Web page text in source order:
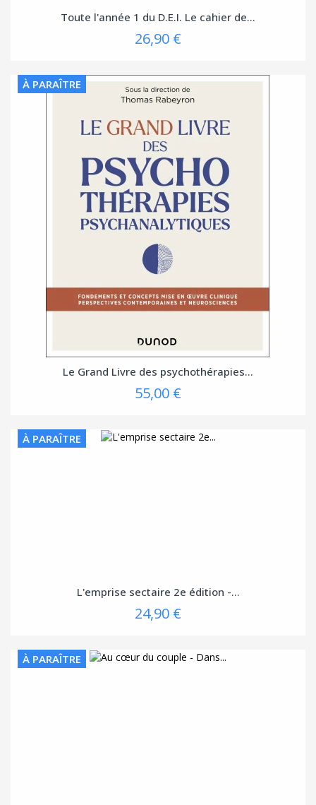
Toute l'année 1 du D.E.I. Le cahier de...
26,90 €
À PARAÎTRE
Le Grand Livre des psychothérapies...
55,00 €
À PARAÎTRE
L'emprise sectaire 2e édition -...
24,90 €
À PARAÎTRE